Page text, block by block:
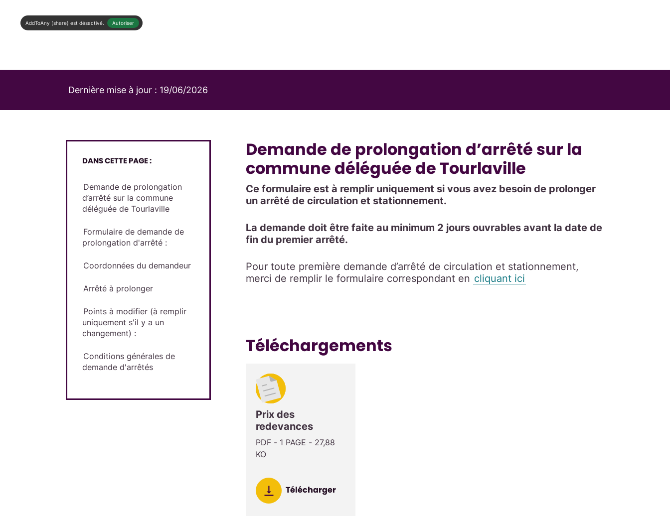
AddToAny (share) est désactivé. Autoriser
Dernière mise à jour : 19/06/2026
DANS CETTE PAGE :
Demande de prolongation
d’arrêté sur la commune
déléguée de Tourlaville
Formulaire de demande de
prolongation d'arrêté :
Coordonnées du demandeur
Arrêté à prolonger
Points à modifier (à remplir
uniquement s'il y a un
changement) :
Conditions générales de
demande d'arrêtés
Demande de prolongation d’arrêté sur la
commune déléguée de Tourlaville
Ce formulaire est à remplir uniquement si vous avez besoin de prolonger
un arrêté de circulation et stationnement.
La demande doit être faite au minimum 2 jours ouvrables avant la date de
fin du premier arrêté.
Pour toute première demande d’arrêté de circulation et stationnement,
merci de remplir le formulaire correspondant en cliquant ici
Téléchargements
Prix des
redevances
PDF - 1 PAGE - 27,88
KO
Télécharger